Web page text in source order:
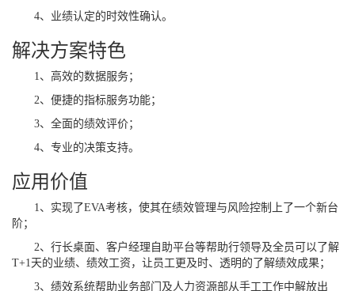
4、业绩认定的时效性确认。
解决方案特色
1、高效的数据服务；
2、便捷的指标服务功能；
3、全面的绩效评价；
4、专业的决策支持。
应用价值
1、实现了EVA考核，使其在绩效管理与风险控制上了一个新台
阶；
2、行长桌面、客户经理自助平台等帮助行领导及全员可以了解
T+1天的业绩、绩效工资，让员工更及时、透明的了解绩效成果；
3、绩效系统帮助业务部门及人力资源部从手工工作中解放出